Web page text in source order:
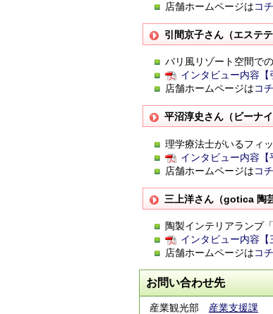
店舗ホームページはコ
引間京子さん（エステ
バリ風リゾート空間で
インタビュー内容
店舗ホームページはコ
平沼淳史さん（ビーナイ
理学療法士がいるフィ
インタビュー内容
店舗ホームページはコ
三上洋さん（gotica 陶
陶製インテリアランプ
インタビュー内容
店舗ホームページはコ
お問い合わせ先
産業観光部 産業支援課